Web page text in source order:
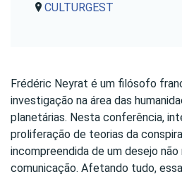
CULTURGEST
Frédéric Neyrat é um filósofo
investigação na área das
planetárias. Nesta conferência,
proliferação de teorias da
incompreendida de um desejo
comunicação. Afetando tudo,